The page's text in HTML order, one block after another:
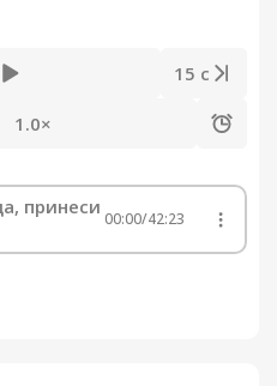
15 с
1.0×
принеси
00:00/42:23